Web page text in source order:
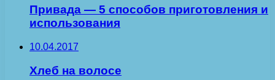
Привада — 5 способов приготовления и
использования
10.04.2017
Хлеб на волосе